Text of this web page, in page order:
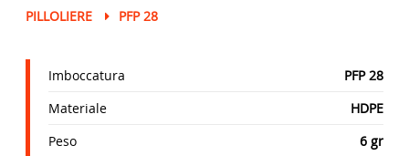
PILLOLIERE PFP 28
Imboccatura
PFP 28
Materiale
HDPE
Peso
6 gr